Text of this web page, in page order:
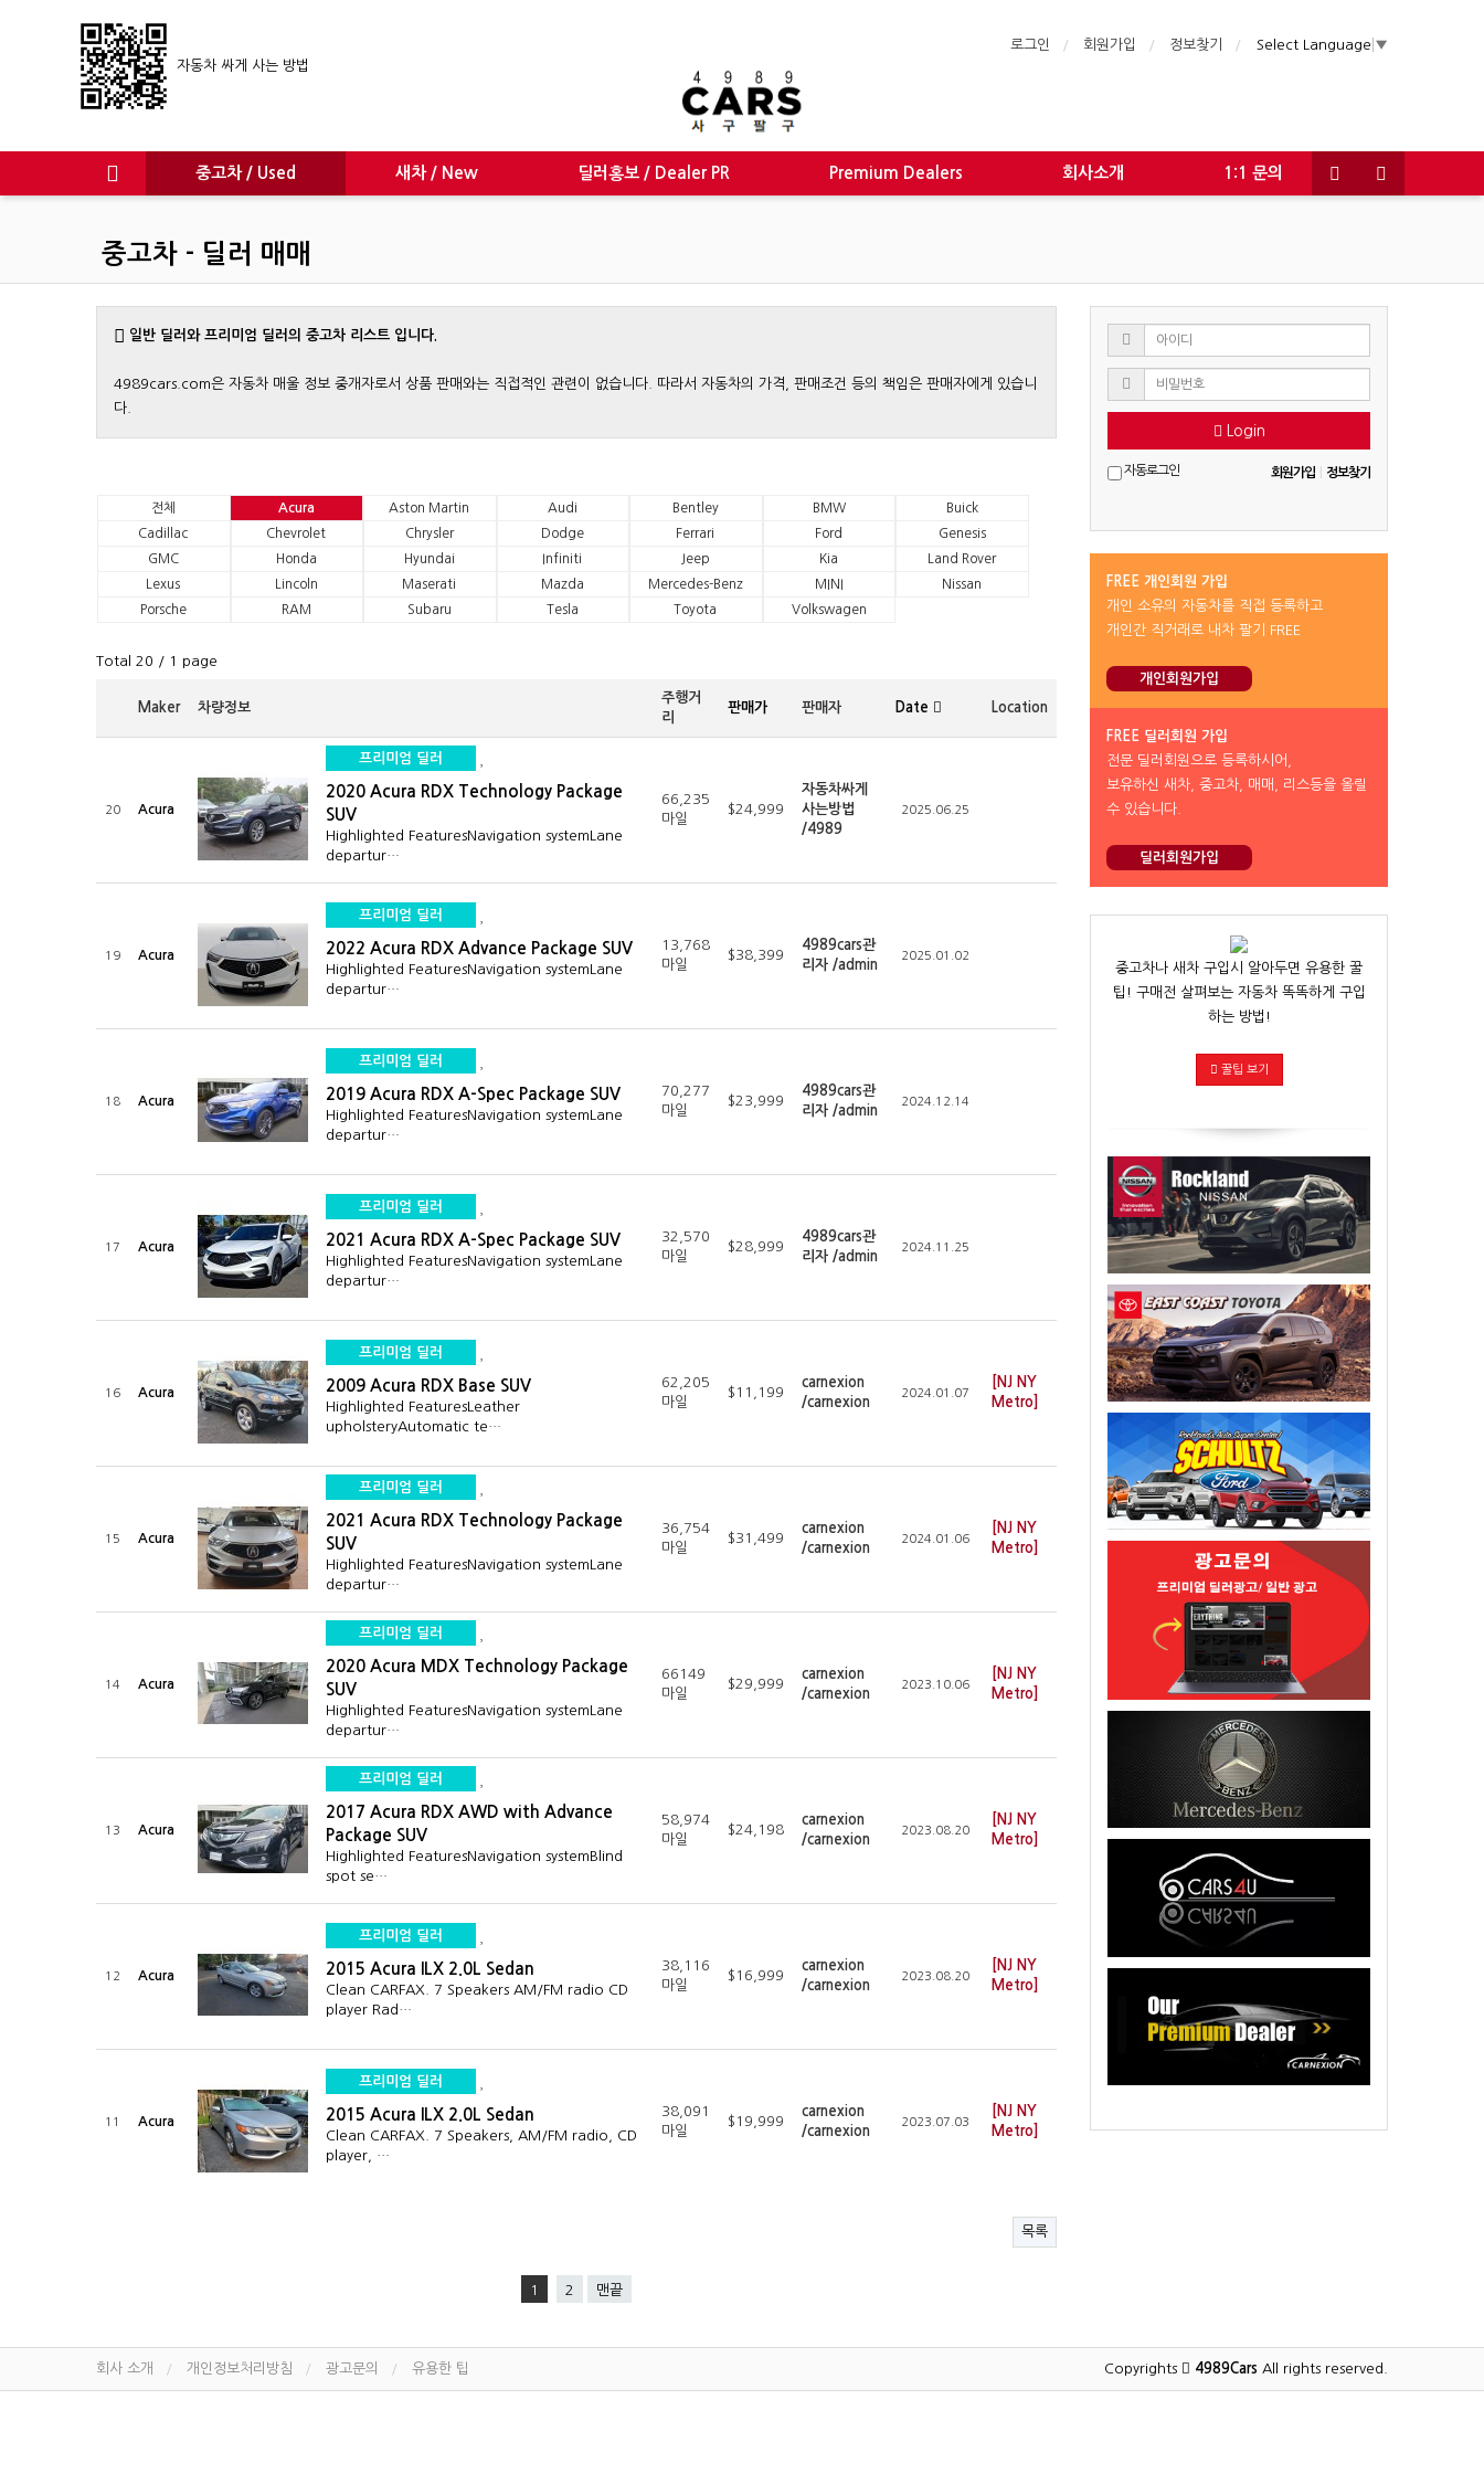
자동차 싸게 사는 방법
로그인 회원가입 정보찾기 Select Language ▼
중고차 / Used 새차 / New 딜러홍보 / Dealer PR Premium Dealers 회사소개 1:1 문의
중고차 - 딜러 매매
일반 딜러와 프리미엄 딜러의 중고차 리스트 입니다.
4989cars.com은 자동차 매울 정보 중개자로서 상품 판매와는 직접적인 관련이 없습니다. 따라서 자동차의 가격, 판매조건 등의 책임은 판매자에게 있습니
다.
전체 Acura Aston Martin Audi Bentley BMW
Buick
Cadillac
Chevrolet Chrysler Dodge Ferrari Ford
Genesis
GMC
Honda Hyundai Infiniti Jeep Kia
Land Rover
Lexus
Lincoln Maserati Mazda Mercedes-Benz MINI
Nissan
Porsche
RAM Subaru Tesla Toyota Volkswagen
Total 20 / 1 page
Maker 차량정보
주행거
리
판매가 판매자 Date Location
20 Acura
프리미엄 딜러
2020 Acura RDX Technology Package
SUV
Highlighted FeaturesNavigation systemLane
departur…
66,235
마일
$24,999
자동차싸게
사는방법
/4989
2025.06.25
19 Acura
프리미엄 딜러
2022 Acura RDX Advance Package SUV
Highlighted FeaturesNavigation systemLane
departur…
13,768
마일
$38,399
4989cars관
리자 /admin
2025.01.02
18 Acura
프리미엄 딜러
2019 Acura RDX A-Spec Package SUV
Highlighted FeaturesNavigation systemLane
departur…
70,277
마일
$23,999
4989cars관
리자 /admin
2024.12.14
17 Acura
프리미엄 딜러
2021 Acura RDX A-Spec Package SUV
Highlighted FeaturesNavigation systemLane
departur…
32,570
마일
$28,999
4989cars관
리자 /admin
2024.11.25
16 Acura
프리미엄 딜러
2009 Acura RDX Base SUV
Highlighted FeaturesLeather
upholsteryAutomatic te…
62,205
마일
$11,199
carnexion
/carnexion
2024.01.07
[NJ NY
Metro]
15 Acura
프리미엄 딜러
2021 Acura RDX Technology Package
SUV
Highlighted FeaturesNavigation systemLane
departur…
36,754
마일
$31,499
carnexion
/carnexion
2024.01.06
[NJ NY
Metro]
14 Acura
프리미엄 딜러
2020 Acura MDX Technology Package
SUV
Highlighted FeaturesNavigation systemLane
departur…
66149
마일
$29,999
carnexion
/carnexion
2023.10.06
[NJ NY
Metro]
13 Acura
프리미엄 딜러
2017 Acura RDX AWD with Advance
Package SUV
Highlighted FeaturesNavigation systemBlind
spot se…
58,974
마일
$24,198
carnexion
/carnexion
2023.08.20
[NJ NY
Metro]
12 Acura
프리미엄 딜러
2015 Acura ILX 2.0L Sedan
Clean CARFAX. 7 Speakers AM/FM radio CD
player Rad…
38,116
마일
$16,999
carnexion
/carnexion
2023.08.20
[NJ NY
Metro]
11 Acura
프리미엄 딜러
2015 Acura ILX 2.0L Sedan
Clean CARFAX. 7 Speakers, AM/FM radio, CD
player, …
38,091
마일
$19,999
carnexion
/carnexion
2023.07.03
[NJ NY
Metro]
목록
1 2 맨끝
Login
자동로그인 회원가입 정보찾기
FREE 개인회원 가입
개인 소유의 자동차를 직접 등록하고
개인간 직거래로 내차 팔기 FREE
개인회원가입
FREE 딜러회원 가입
전문 딜러회원으로 등록하시어,
보유하신 새차, 중고차, 매매, 리스등을 올릴
수 있습니다.
딜러회원가입
중고차나 새차 구입시 알아두면 유용한 꿀
팁! 구매전 살펴보는 자동차 똑똑하게 구입
하는 방법!
꿀팁 보기
회사 소개 개인정보처리방침 광고문의 유용한 팁 Copyrights 4989Cars All rights reserved.